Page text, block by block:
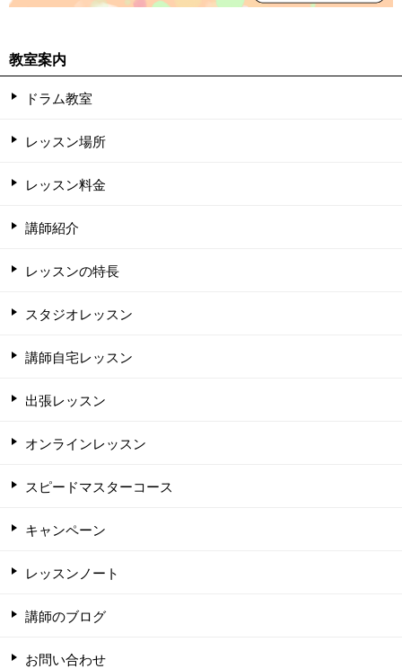
教室案内
ドラム教室
レッスン場所
レッスン料金
講師紹介
レッスンの特長
スタジオレッスン
講師自宅レッスン
出張レッスン
オンラインレッスン
スピードマスターコース
キャンペーン
レッスンノート
講師のブログ
お問い合わせ